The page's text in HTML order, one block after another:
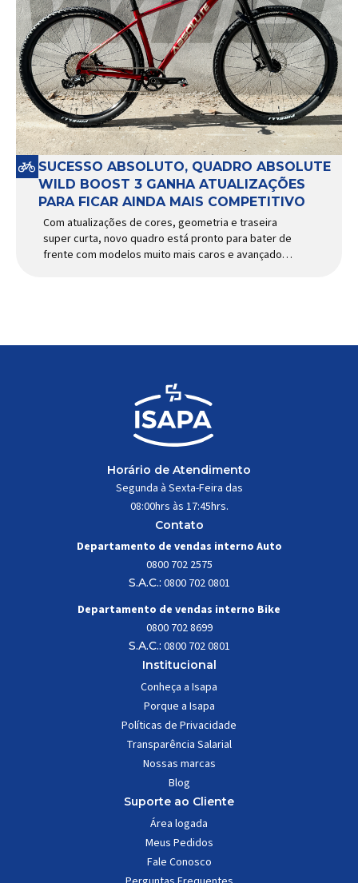
SUCESSO ABSOLUTO, QUADRO ABSOLUTE
WILD BOOST 3 GANHA ATUALIZAÇÕES
PARA FICAR AINDA MAIS COMPETITIVO
Com atualizações de cores, geometria e traseira
super curta, novo quadro está pronto para bater de
frente com modelos muito mais caros e avançados
Horário de Atendimento
Segunda à Sexta-Feira das
08:00hrs às 17:45hrs.
Contato
Departamento de vendas interno Auto
0800 702 2575
S.A.C.: 0800 702 0801
Departamento de vendas interno Bike
0800 702 8699
S.A.C.: 0800 702 0801
Institucional
Conheça a Isapa
Porque a Isapa
Políticas de Privacidade
Transparência Salarial
Nossas marcas
Blog
Suporte ao Cliente
Área logada
Meus Pedidos
Fale Conosco